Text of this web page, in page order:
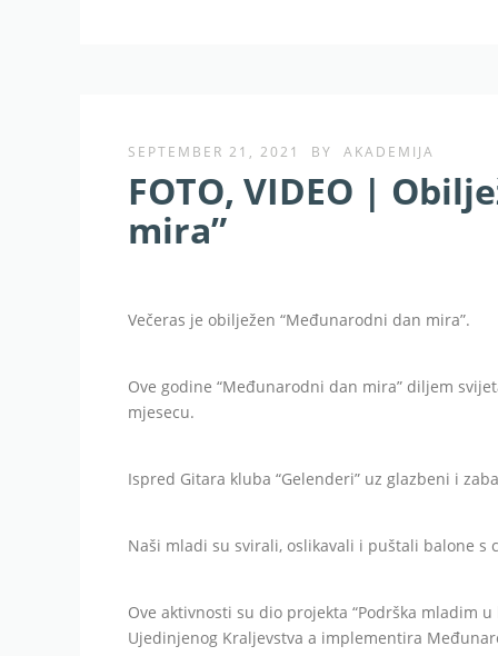
SEPTEMBER 21, 2021 BY AKADEMIJA
FOTO, VIDEO |
mira”
Večeras je obilježen “Međunarodni dan mira”.
Ove godine “Međunarodni dan mira” diljem
mjesecu.
Ispred Gitara kluba “Gelenderi” uz glazbeni i
Naši mladi su svirali, oslikavali i puštali balone
Ove aktivnosti su dio projekta “Podrška mladim
Ujedinjenog Kraljevstva a implementira